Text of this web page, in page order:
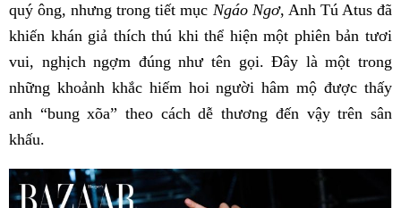
quý ông, nhưng trong tiết mục Ngáo Ngơ, Anh Tú Atus đã
khiến khán giả thích thú khi thể hiện một phiên bản tươi
vui, nghịch ngợm đúng như tên gọi. Đây là một trong
những khoảnh khắc hiếm hoi người hâm mộ được thấy
anh “bung xõa” theo cách dễ thương đến vậy trên sân
khấu.